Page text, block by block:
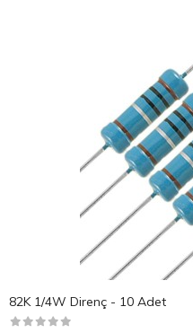
82K 1/4W Direnç - 10 Adet